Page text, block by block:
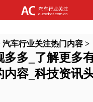
汽车行业关注热门内容>
多多_了解更多
内容_科技资讯